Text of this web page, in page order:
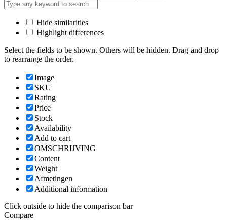
Hide similarities
Highlight differences
Select the fields to be shown. Others will be hidden. Drag and drop
to rearrange the order.
Image
SKU
Rating
Price
Stock
Availability
Add to cart
OMSCHRIJVING
Content
Weight
Afmetingen
Additional information
Click outside to hide the comparison bar
Compare